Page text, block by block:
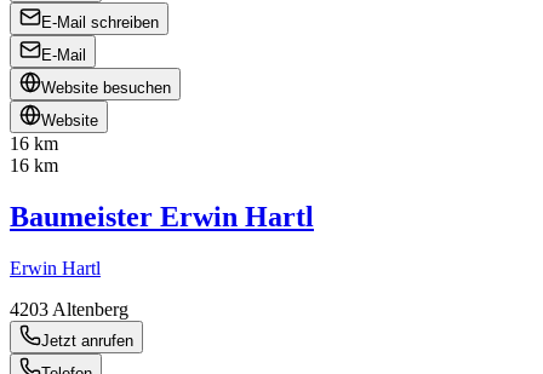
E-Mail schreiben
E-Mail
Website besuchen
Website
16 km
16 km
Baumeister Erwin Hartl
Erwin Hartl
4203 Altenberg
Jetzt anrufen